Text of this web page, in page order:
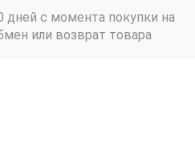
дней с момента покупки на
или возврат товара